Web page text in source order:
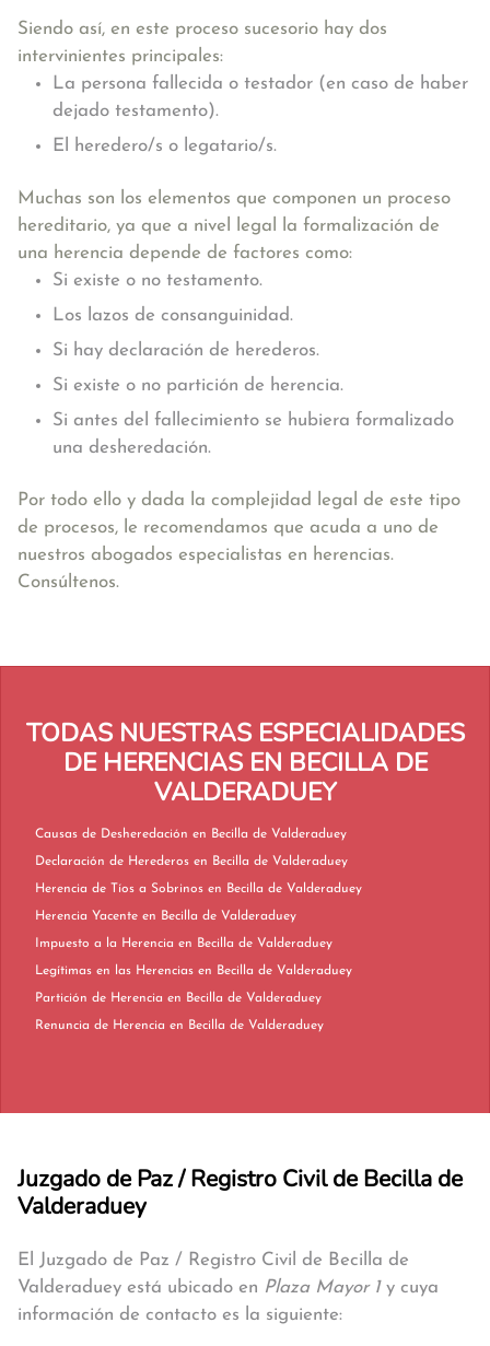
Siendo así, en este proceso sucesorio hay dos
intervinientes principales:
La persona fallecida o testador (en caso de haber
dejado testamento).
El heredero/s o legatario/s.
Muchas son los elementos que componen un proceso
hereditario, ya que a nivel legal la formalización de
una herencia depende de factores como:
Si existe o no testamento.
Los lazos de consanguinidad.
Si hay declaración de herederos.
Si existe o no partición de herencia.
Si antes del fallecimiento se hubiera formalizado
una desheredación.
Por todo ello y dada la complejidad legal de este tipo
de procesos, le recomendamos que acuda a uno de
nuestros abogados especialistas en herencias.
Consúltenos.
TODAS NUESTRAS ESPECIALIDADES
DE HERENCIAS EN BECILLA DE
VALDERADUEY
Causas de Desheredación en Becilla de Valderaduey
Declaración de Herederos en Becilla de Valderaduey
Herencia de Tíos a Sobrinos en Becilla de Valderaduey
Herencia Yacente en Becilla de Valderaduey
Impuesto a la Herencia en Becilla de Valderaduey
Legítimas en las Herencias en Becilla de Valderaduey
Partición de Herencia en Becilla de Valderaduey
Renuncia de Herencia en Becilla de Valderaduey
Juzgado de Paz / Registro Civil de Becilla de
Valderaduey
El Juzgado de Paz / Registro Civil de Becilla de
Valderaduey está ubicado en Plaza Mayor 1y cuya
información de contacto es la siguiente: